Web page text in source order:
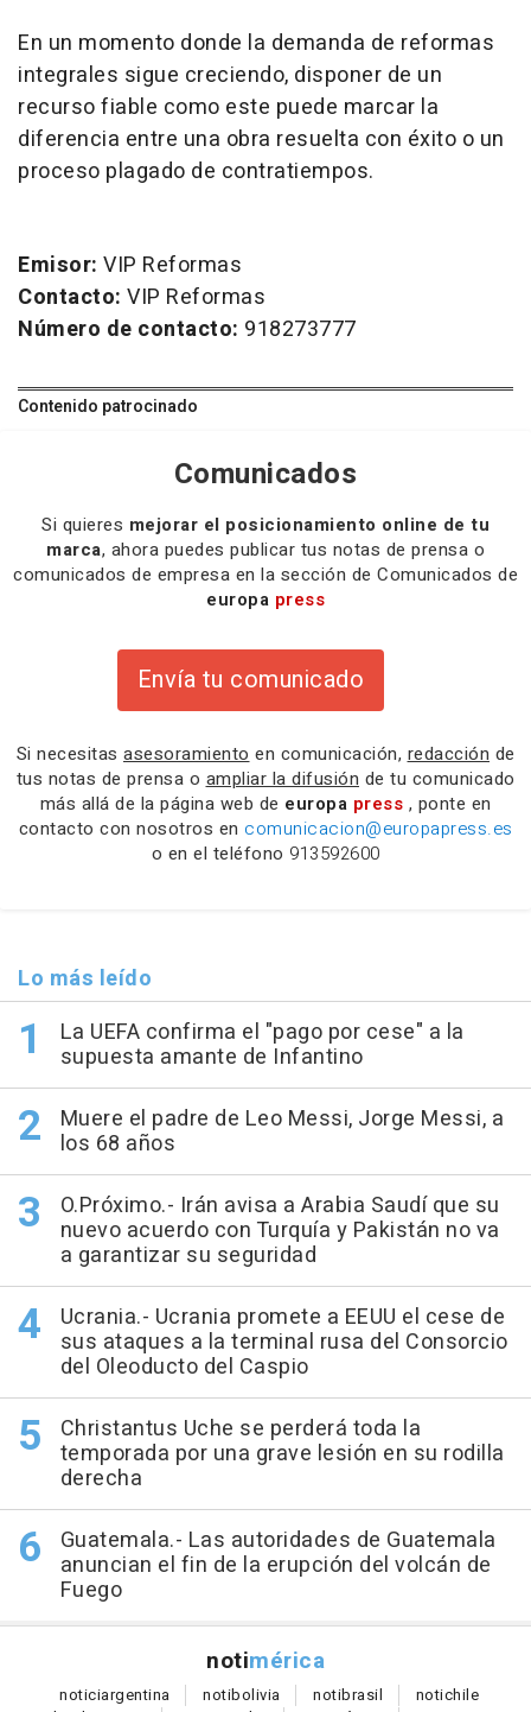
En un momento donde la demanda de reformas
integrales sigue creciendo, disponer de un
recurso fiable como este puede marcar la
diferencia entre una obra resuelta con éxito o un
proceso plagado de contratiempos.
Emisor: VIP Reformas
Contacto: VIP Reformas
Número de contacto: 918273777
Contenido patrocinado
Comunicados
Si quieres mejorar el posicionamiento online de tu
marca, ahora puedes publicar tus notas de prensa o
comunicados de empresa en la sección de Comunicados de
europa press
Envía tu comunicado
Si necesitas asesoramiento en comunicación, redacción de
tus notas de prensa o ampliar la difusión de tu comunicado
más allá de la página web de europa press , ponte en
contacto con nosotros en comunicacion@europapress.es
o en el teléfono 913592600
Lo más leído
La UEFA confirma el "pago por cese" a la
supuesta amante de Infantino
Muere el padre de Leo Messi, Jorge Messi, a
los 68 años
O.Próximo.- Irán avisa a Arabia Saudí que su
nuevo acuerdo con Turquía y Pakistán no va
a garantizar su seguridad
Ucrania.- Ucrania promete a EEUU el cese de
sus ataques a la terminal rusa del Consorcio
del Oleoducto del Caspio
Christantus Uche se perderá toda la
temporada por una grave lesión en su rodilla
derecha
Guatemala.- Las autoridades de Guatemala
anuncian el fin de la erupción del volcán de
Fuego
notimérica
noticiargentina notibolivia notibrasil notichile